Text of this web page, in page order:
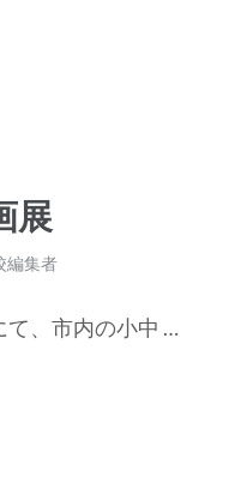
展
編集者
て、市内の小中 …